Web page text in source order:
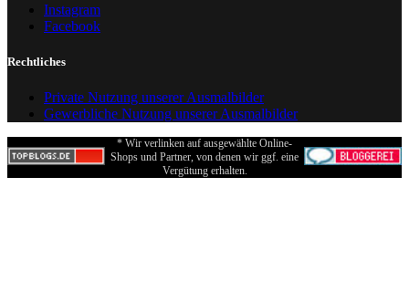
Instagram
Facebook
Rechtliches
Private Nutzung unserer Ausmalbilder
Gewerbliche Nutzung unserer Ausmalbilder
* Wir verlinken auf ausgewählte Online-
Shops und Partner, von denen wir ggf. eine
Vergütung erhalten.